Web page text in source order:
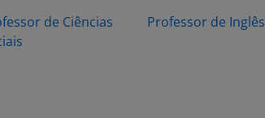
de Ciências
Professor de Inglês